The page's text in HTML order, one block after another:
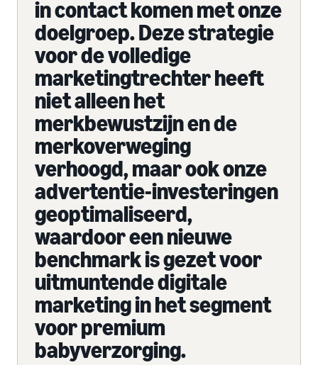
in contact komen met onze
doelgroep. Deze strategie
voor de volledige
marketingtrechter heeft
niet alleen het
merkbewustzijn en de
merkoverweging
verhoogd, maar ook onze
advertentie-investeringen
geoptimaliseerd,
waardoor een nieuwe
benchmark is gezet voor
uitmuntende digitale
marketing in het segment
voor premium
babyverzorging.